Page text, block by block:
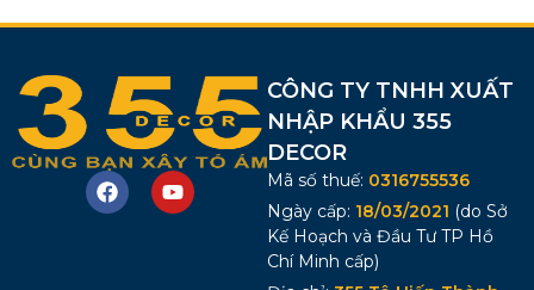
CÔNG TY TNHH XUẤT
NHẬP KHẨU 355
DECOR
Mã số thuế: 0316755536
Ngày cấp: 18/03/2021 (do Sở
Kế Hoạch và Đầu Tư TP Hồ
Chí Minh cấp)